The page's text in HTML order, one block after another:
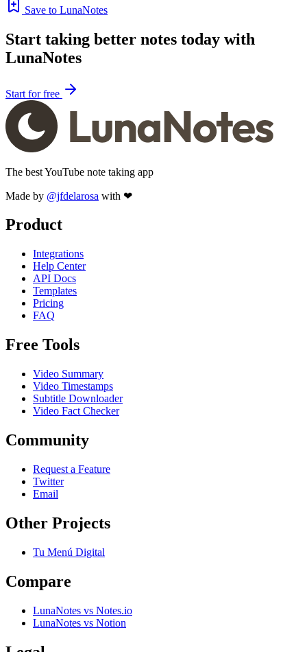
Save to LunaNotes
Start taking better notes today with
LunaNotes
Start for free
The best YouTube note taking app
Made by @jfdelarosa with ❤
Product
Integrations
Help Center
API Docs
Templates
Pricing
FAQ
Free Tools
Video Summary
Video Timestamps
Subtitle Downloader
Video Fact Checker
Community
Request a Feature
Twitter
Email
Other Projects
Tu Menú Digital
Compare
LunaNotes vs Notes.io
LunaNotes vs Notion